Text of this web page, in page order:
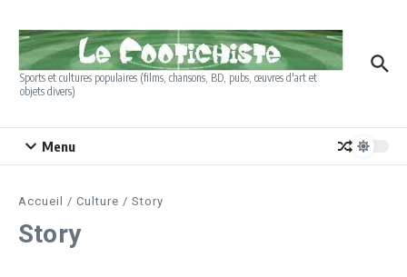
Sports et cultures populaires (films, chansons, BD, pubs, œuvres d'art et
objets divers)
Menu
Accueil / Culture / Story
Story